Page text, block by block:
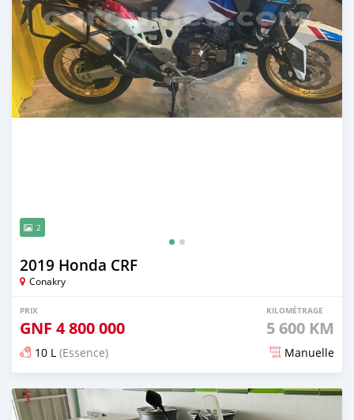
2
2019 Honda CRF
Conakry
PRIX
GNF 4 800 000
KILOMÉTRAGE
5 600 KM
10 L (Essence) Manuelle
Publié il y a presque 3 ans